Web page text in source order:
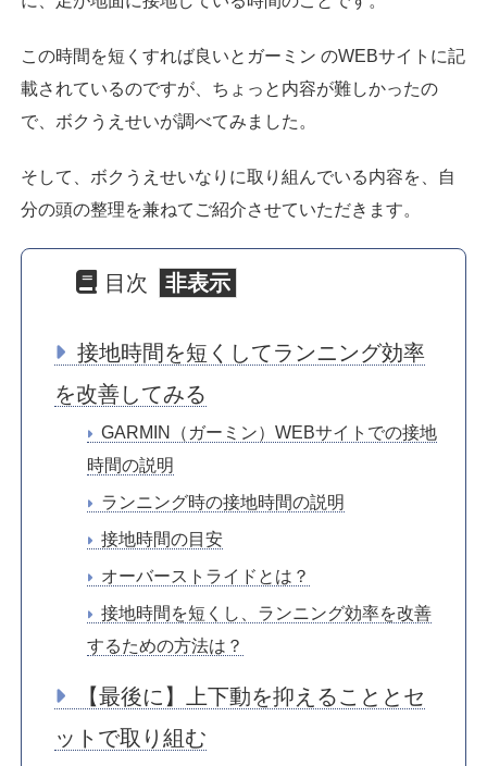
この時間を短くすれば良いとガーミン のWEBサイトに記
載されているのですが、ちょっと内容が難しかったの
で、ボクうえせいが調べてみました。
そして、ボクうえせいなりに取り組んでいる内容を、自
分の頭の整理を兼ねてご紹介させていただきます。
目次
接地時間を短くしてランニング効率
を改善してみる
GARMIN（ガーミン）WEBサイトでの接地
時間の説明
ランニング時の接地時間の説明
接地時間の目安
オーバーストライドとは？
接地時間を短くし、ランニング効率を改善
するための方法は？
【最後に】上下動を抑えることとセ
ットで取り組む